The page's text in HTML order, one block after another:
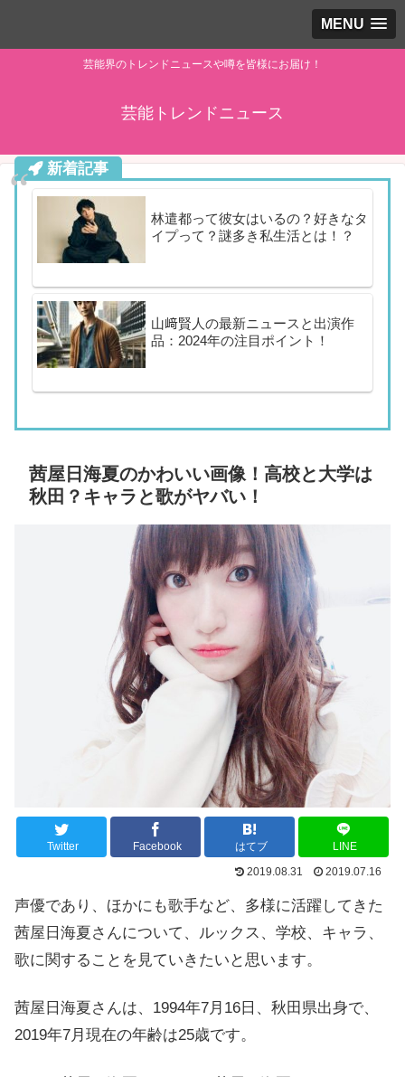
MENU
芸能界のトレンドニュースや噂を皆様にお届け！
芸能トレンドニュース
新着記事
林遣都って彼女はいるの？好きなタ
イプって？謎多き私生活とは！？
山﨑賢人の最新ニュースと出演作
品：2024年の注目ポイント！
茜屋日海夏のかわいい画像！高校と大学は
秋田？キャラと歌がヤバい！
Twitter Facebook はてブ
LINE
2019.08.31
2019.07.16
声優であり、ほかにも歌手など、多様に活躍してきた
茜屋日海夏さんについて、ルックス、学校、キャラ、
歌に関することを見ていきたいと思います。
茜屋日海夏さんは、1994年7月16日、秋田県出身で、
2019年7月現在の年齢は25歳です。